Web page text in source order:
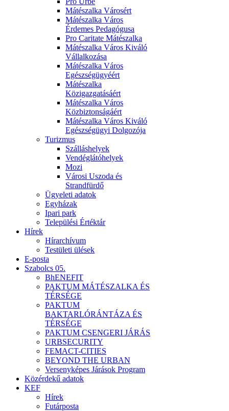
Mátészalka Városért
Mátészalka Város
Érdemes Pedagógusa
Pro Caritate Mátészalka
Mátészalka Város Kiváló
Vállalkozása
Mátészalka Város
Egészségügyéért
Mátészalka
Közigazgatásáért
Mátészalka Város
Közbiztonságáért
Mátészalka Város Kiváló
Egészségügyi Dolgozója
Turizmus
Szálláshelyek
Vendéglátóhelyek
Mozi
Városi Uszoda és
Strandfürdő
Ügyeleti adatok
Egyházak
Ipari park
Települési Értéktár
Hírek
Hírarchívum
Testületi ülések
E-posta
Szabolcs 05.
BhENEFIT
PAKTUM MÁTÉSZALKA ÉS
TÉRSÉGE
PAKTUM
BAKTARLÓRÁNTÁZA ÉS
TÉRSÉGE
PAKTUM CSENGERI JÁRÁS
URBSECURITY
FEMACT-CITIES
BEYOND THE URBAN
Versenyképes Járások Program
Közérdekű adatok
KEF
Hírek
Futárposta